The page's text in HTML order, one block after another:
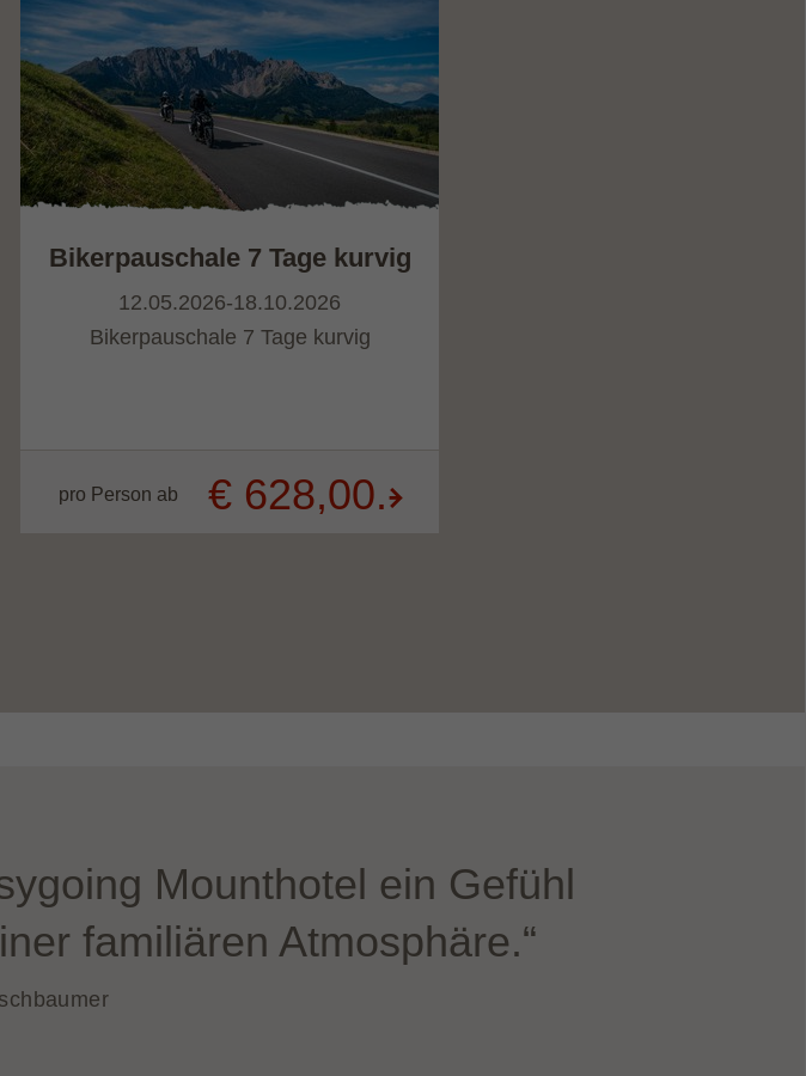
Bikerpauschale 7 Tage kurvig
12.05.2026-18.10.2026
Bikerpauschale 7 Tage kurvig
pro Person ab € 628,00.-
Mounthotel ein Gefühl
familiären Atmosphäre.“